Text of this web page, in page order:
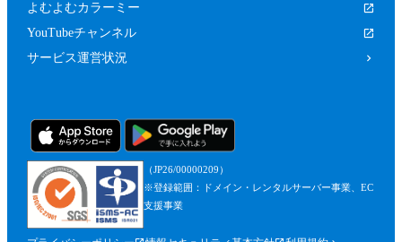
よむよむカラーミー
YouTubeチャンネル
サービス運営状況
（JP26/00000209）
※登録範囲：ドメイン・レンタルサーバー事業、EC
支援事業